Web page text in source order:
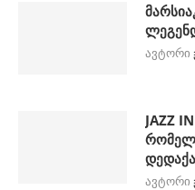
ავტორი
JAZZ
ავტორი